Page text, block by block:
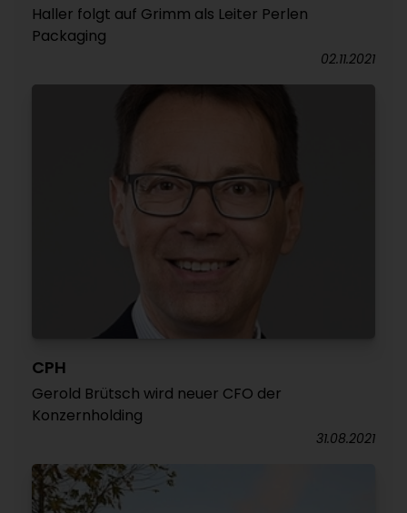
Haller folgt auf Grimm als Leiter Perlen
Packaging
02.11.2021
CPH
Gerold Brütsch wird neuer CFO der
Konzernholding
31.08.2021